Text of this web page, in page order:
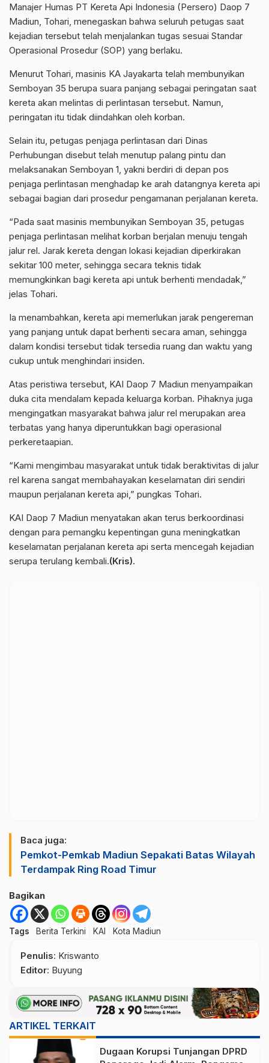
Manajer Humas PT Kereta Api Indonesia (Persero) Daop 7
Madiun, Tohari, menegaskan bahwa seluruh petugas saat
kejadian tersebut telah menjalankan tugas sesuai Standar
Operasional Prosedur (SOP) yang berlaku.
Menurut Tohari, masinis KA Jayakarta telah membunyikan
Semboyan 35 berupa suara panjang sebagai peringatan saat
kereta akan melintas di perlintasan tersebut. Namun,
peringatan itu tidak diindahkan oleh korban.
Selain itu, petugas penjaga perlintasan dari Dinas
Perhubungan disebut telah menutup palang pintu dan
melaksanakan Semboyan 1, yakni berdiri di depan pos
penjaga perlintasan menghadap ke arah datangnya kereta api
sebagai bagian dari prosedur pengamanan perjalanan kereta.
“Pada saat masinis membunyikan Semboyan 35, petugas
penjaga perlintasan melihat korban berjalan menuju tengah
jalur rel. Jarak kereta dengan lokasi kejadian diperkirakan
sekitar 100 meter, sehingga secara teknis tidak
memungkinkan bagi kereta api untuk berhenti mendadak,”
jelas Tohari.
Ia menambahkan, kereta api memerlukan jarak pengereman
yang panjang untuk dapat berhenti secara aman, sehingga
dalam kondisi tersebut tidak tersedia ruang dan waktu yang
cukup untuk menghindari insiden.
Atas peristiwa tersebut, KAI Daop 7 Madiun menyampaikan
duka cita mendalam kepada keluarga korban. Pihaknya juga
mengingatkan masyarakat bahwa jalur rel merupakan area
terbatas yang hanya diperuntukkan bagi operasional
perkeretaapian.
“Kami mengimbau masyarakat untuk tidak beraktivitas di jalur
rel karena sangat membahayakan keselamatan diri sendiri
maupun perjalanan kereta api,” pungkas Tohari.
KAI Daop 7 Madiun menyatakan akan terus berkoordinasi
dengan para pemangku kepentingan guna meningkatkan
keselamatan perjalanan kereta api serta mencegah kejadian
serupa terulang kembali.(Kris).
Baca juga:
Pemkot-Pemkab Madiun Sepakati Batas Wilayah
Terdampak Ring Road Timur
Bagikan
Tags Berita Terkini KAI Kota Madiun
Penulis: Kriswanto
Editor: Buyung
ARTIKEL TERKAIT
Dugaan Korupsi Tunjangan DPRD